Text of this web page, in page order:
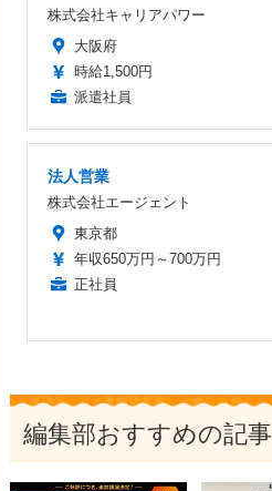
株式会社キャリアパワー
大阪府
時給1,500円
派遣社員
法人営業
株式会社エージェント
東京都
年収650万円～700万円
正社員
編集部おすすめの記事